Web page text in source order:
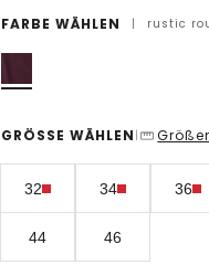
FARBE WÄHLEN | rustic
GRÖSSE WÄHLEN |
32 34 36
44 46